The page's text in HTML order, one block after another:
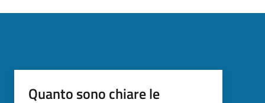
Quanto sono chiare le